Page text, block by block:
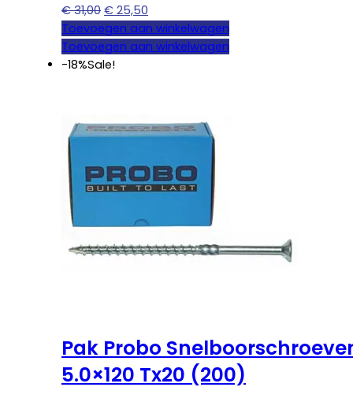
€31,00 Oorspronkelijke
prijs
was:
€ 31,00.
€ 25,50
prijs
is:
Toevoegen aan winkelwagen
Toevoegen aan winkelwagen
-18%Sale!
Pak Probo
5.0×120 Tx20 (200)